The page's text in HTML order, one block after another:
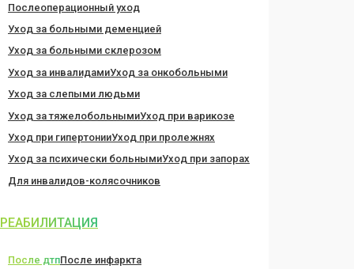
Послеоперационный уход
Уход за больными деменцией
Уход за больными склерозом
Уход за инвалидамиУход за онкобольными
Уход за слепыми людьми
Уход за тяжелобольнымиУход при варикозе
Уход при гипертонииУход при пролежнях
Уход за психически больнымиУход при запорах
Для инвалидов-колясочников
РЕАБИЛИТАЦИЯ
После дтпПосле инфаркта